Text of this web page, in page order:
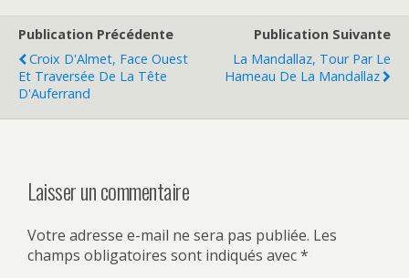
Publication Précédente
Croix D'Almet, Face Ouest
Et Traversée De La Tête
D'Auferrand
Publication Suivante
La Mandallaz, Tour Par Le
Hameau De La Mandallaz
Laisser un commentaire
Votre adresse e-mail ne sera pas publiée. Les
champs obligatoires sont indiqués avec*